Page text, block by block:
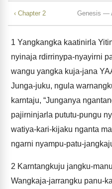
‹ Chapter 2 Genesis —
1 Yangkangka kaatinirla
nyinaja rdirrinypa-nyayirni
wangu yangka kuja-jana
Junga-juku, ngula
karntaju, “Junganya
pajirninjarla pututu-pungu
watiya-kari-kijaku nganta
ngarni nyampu-patu-
2 Karntangkuju jangku-
Wangkaja-jarrangku panu-